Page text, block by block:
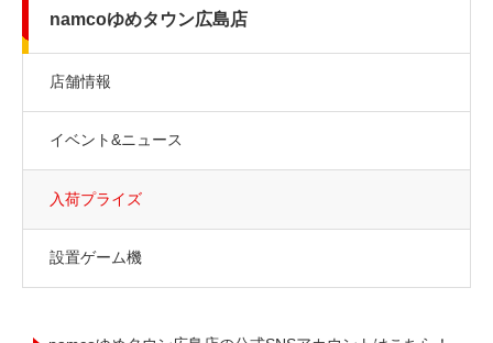
namcoゆめタウン広島店
店舗情報
イベント&ニュース
入荷プライズ
設置ゲーム機